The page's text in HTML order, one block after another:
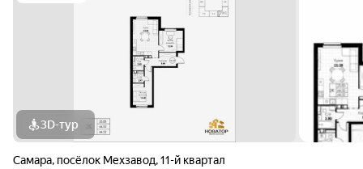
3D-тур
Самара, посёлок Мехзавод,11-й квартал